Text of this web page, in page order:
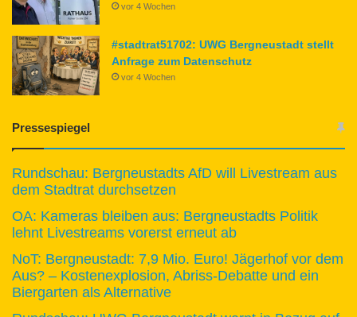
vor 4 Wochen
#stadtrat51702: UWG Bergneustadt stellt
Anfrage zum Datenschutz
vor 4 Wochen
Pressespiegel
Rundschau: Bergneustadts AfD will Livestream aus
dem Stadtrat durchsetzen
OA: Kameras bleiben aus: Bergneustadts Politik
lehnt Livestreams vorerst erneut ab
NoT: Bergneustadt: 7,9 Mio. Euro! Jägerhof vor dem
Aus? – Kostenexplosion, Abriss-Debatte und ein
Biergarten als Alternative